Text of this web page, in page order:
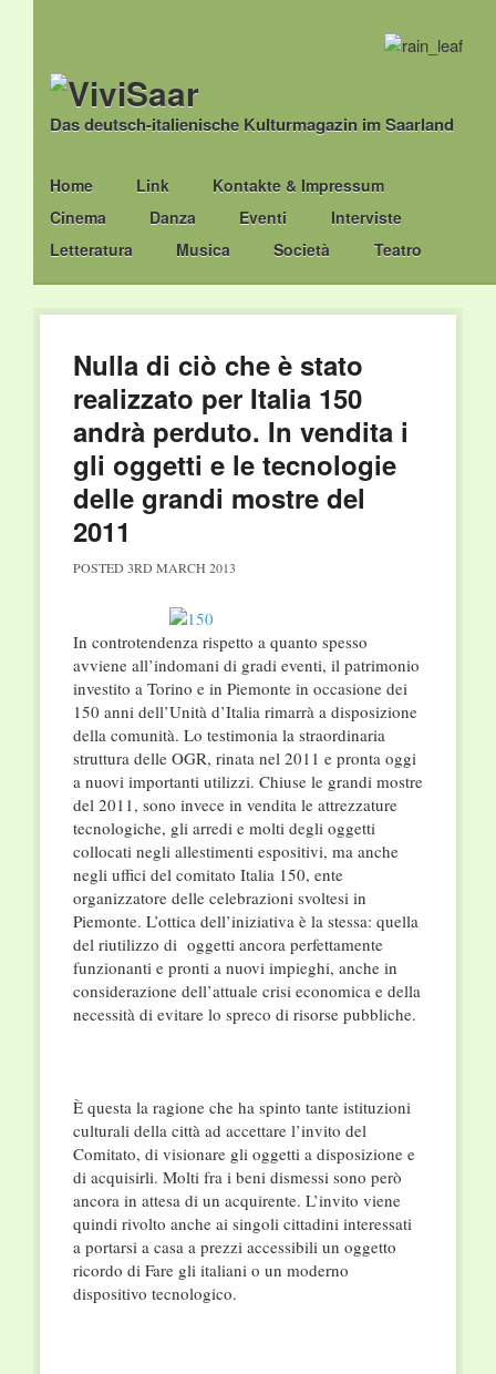
Das deutsch-italienische Kulturmagazin im Saarland
Main menu
Skip
to
content
Home Link
Kontakte & Impressum
Cinema
Danza Eventi
Interviste
Letteratura
Musica Società Teatro
Nulla di ciò che è stato
realizzato per Italia 150
andrà perduto. In vendita i
gli oggetti e le tecnologie
delle grandi mostre del
2011
POSTED 3RD MARCH 2013
In controtendenza rispetto a quanto spesso
avviene all’indomani di gradi eventi, il patrimonio
investito a Torino e in Piemonte in occasione dei
150 anni dell’Unità d’Italia rimarrà a disposizione
della comunità. Lo testimonia la straordinaria
struttura delle OGR, rinata nel 2011 e pronta oggi
a nuovi importanti utilizzi. Chiuse le grandi mostre
del 2011, sono invece in vendita le attrezzature
tecnologiche, gli arredi e molti degli oggetti
collocati negli allestimenti espositivi, ma anche
negli uffici del comitato Italia 150, ente
organizzatore delle celebrazioni svoltesi in
Piemonte. L’ottica dell’iniziativa è la stessa: quella
del riutilizzo di oggetti ancora perfettamente
funzionanti e pronti a nuovi impieghi, anche in
considerazione dell’attuale crisi economica e della
necessità di evitare lo spreco di risorse pubbliche.
È questa la ragione che ha spinto tante istituzioni
culturali della città ad accettare l’invito del
Comitato, di visionare gli oggetti a disposizione e
di acquisirli. Molti fra i beni dismessi sono però
ancora in attesa di un acquirente. L’invito viene
quindi rivolto anche ai singoli cittadini interessati
a portarsi a casa a prezzi accessibili un oggetto
ricordo di Fare gli italiani o un moderno
dispositivo tecnologico.